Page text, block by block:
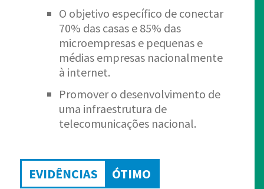
O objetivo específico de conectar
70% das casas e 85% das
microempresas e pequenas e
médias empresas nacionalmente
à internet.
Promover o desenvolvimento de
uma infraestrutura de
telecomunicações nacional.
EVIDÊNCIAS ÓTIMO